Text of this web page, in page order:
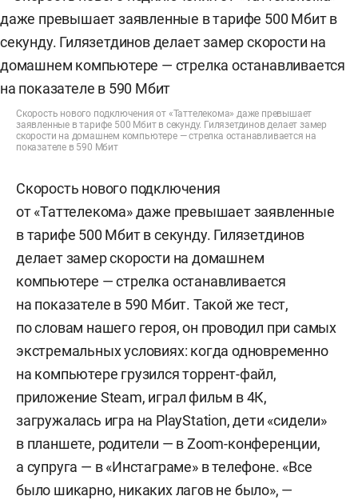
Скорость нового подключения от «Таттелекома» даже превышает
заявленные в тарифе 500 Мбит в секунду. Гилязетдинов делает замер
скорости на домашнем компьютере — стрелка останавливается на
показателе в 590 Мбит
Скорость нового подключения
от «Таттелекома» даже превышает заявленные
в тарифе 500 Мбит в секунду. Гилязетдинов
делает замер скорости на домашнем
компьютере — стрелка останавливается
на показателе в 590 Мбит. Такой же тест,
по словам нашего героя, он проводил при самых
экстремальных условиях: когда одновременно
на компьютере грузился торрент-файл,
приложение Steam, играл фильм в 4К,
загружалась игра на PlayStation, дети «сидели»
в планшете, родители — в Zoom-конференции,
а супруга — в «Инстаграме» в телефоне. «Все
было шикарно, никаких лагов не было», —